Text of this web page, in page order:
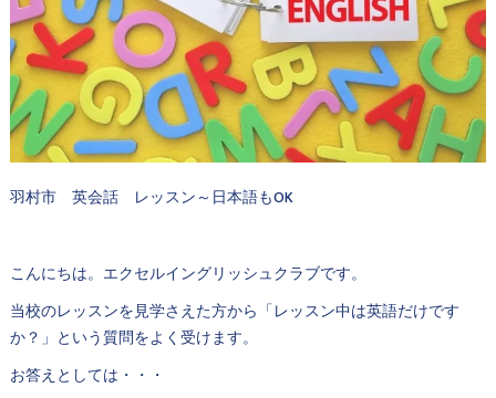
羽村市 英会話 レッスン～日本語もOK
こんにちは。エクセルイングリッシュクラブです。
当校のレッスンを見学さえた方から「レッスン中は英語だけです
か？」という質問をよく受けます。
お答えとしては・・・